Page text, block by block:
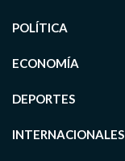
POLÍTICA
ECONOMÍA
DEPORTES
INTERNACIONALES